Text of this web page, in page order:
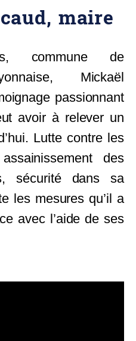
maire
commune de
Mickaël
passionnant
avoir à relever un
Lutte contre les
des
sécurité dans sa
les mesures qu’il a
avec l’aide de ses